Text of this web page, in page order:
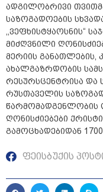
ადგილობრივი
საზოგადოების
,,ვეფხისტყაოსნის“
მიძღვნილი
მერიის განათლების,
ახალგაზრდობის
რესურსცენტრისა
რუსთაველის
წარმომადგენლობის
ღონისძიებები
გამოცხადებიდან
ფეისბუქის